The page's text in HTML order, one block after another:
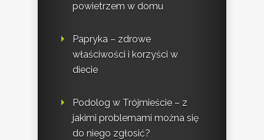
powietrzem w domu
Papryka – zdrowe
właściwości i korzyści w
diecie
Podolog w Trójmieście – z
jakimi problemami można się
do niego zgłosić?